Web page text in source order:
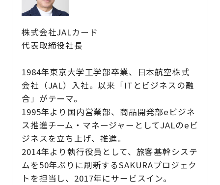
株式会社JALカード
代表取締役社長
1984年東京大学工学部卒業、日本航空株式
会社（JAL）入社。以来「ITとビジネスの融
合」がテーマ。
1995年より国内営業部、商品開発部eビジネ
ス推進チーム・マネージャーとしてJALのeビ
ジネスを立ち上げ、推進。
2014年より執行役員として、旅客基幹システ
ムを50年ぶりに刷新するSAKURAプロジェク
トを担当し、2017年にサービスイン。